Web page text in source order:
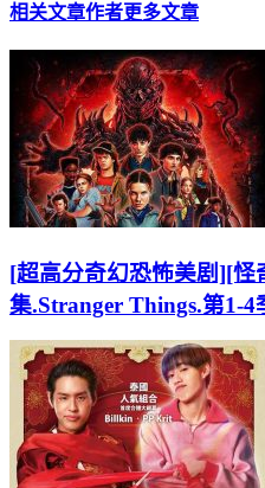
相关文章作者更多文章
[超高分奇幻恐怖美剧][怪
集.Stranger Things.第1-4